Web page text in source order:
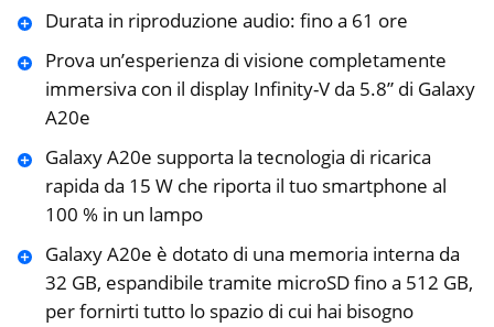
Durata in riproduzione audio: fino a 61 ore
Prova un’esperienza di visione completamente
immersiva con il display Infinity-V da 5.8” di Galaxy
A20e
Galaxy A20e supporta la tecnologia di ricarica
rapida da 15 W che riporta il tuo smartphone al
100 % in un lampo
Galaxy A20e è dotato di una memoria interna da
32 GB, espandibile tramite microSD fino a 512 GB,
per fornirti tutto lo spazio di cui hai bisogno